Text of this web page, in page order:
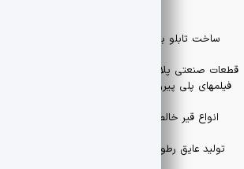
ساخت تابلو برق
قطعات صنعتی پلاستیک،
فیلمهای پلی پیروپیلن
انواع قیر خالص
تولید عایق رطوبتی